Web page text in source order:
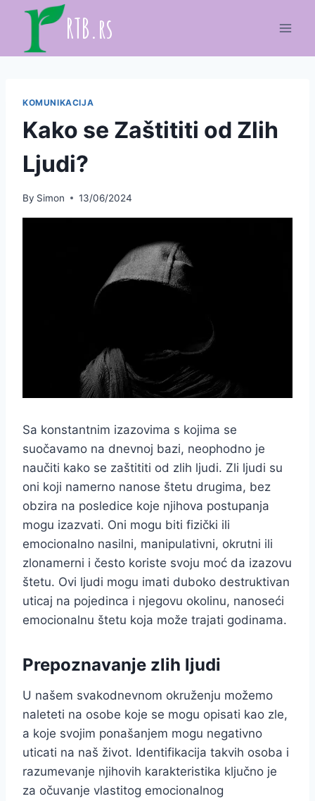
content
RTB.rs
KOMUNIKACIJA
Kako se Zaštititi od Zlih
Ljudi?
By Simon 13/06/2024
Sa konstantnim izazovima s kojima se
suočavamo na dnevnoj bazi, neophodno je
naučiti kako se zaštititi od zlih ljudi. Zli ljudi su
oni koji namerno nanose štetu drugima, bez
obzira na posledice koje njihova postupanja
mogu izazvati. Oni mogu biti fizički ili
emocionalno nasilni, manipulativni, okrutni ili
zlonamerni i često koriste svoju moć da izazovu
štetu. Ovi ljudi mogu imati duboko destruktivan
uticaj na pojedinca i njegovu okolinu, nanoseći
emocionalnu štetu koja može trajati godinama.
Prepoznavanje zlih ljudi
U našem svakodnevnom okruženju možemo
naleteti na osobe koje se mogu opisati kao zle,
a koje svojim ponašanjem mogu negativno
uticati na naš život. Identifikacija takvih osoba i
razumevanje njihovih karakteristika ključno je
za očuvanje vlastitog emocionalnog